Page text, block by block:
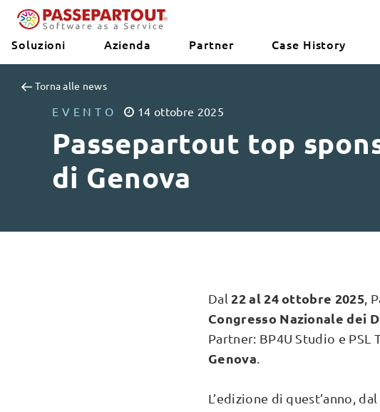
Soluzioni Azienda Partner Case History
Torna alle news
EVENTO 14 ottobre 2025
Passepartout top
di Genova
Dal22 al 24 ottobre 2025 ,
Congresso Nazionale dei
Partner: BP4U Studio e
Genova
L’edizione di quest’anno,